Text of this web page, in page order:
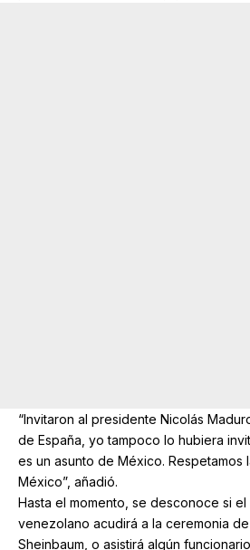
“Invitaron al presidente Nicolás
de España, yo tampoco lo hubiera
es un asunto de México. Respetamos
México”, añadió.
Hasta el momento, se desconoce si el
venezolano acudirá a la ceremonia
Sheinbaum, o asistirá algún